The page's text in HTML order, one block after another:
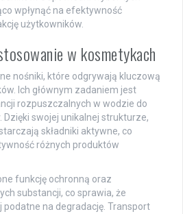
wpłynąć na efektywność
użytkowników.
w kosmetykach
nośniki, które odgrywają kluczową
Ich głównym zadaniem jest
rozpuszczalnych w wodzie do
Dzięki swojej unikalnej strukturze,
składniki aktywne, co
różnych produktów
funkcję ochronną oraz
substancji, co sprawia, że
podatne na degradację. Transport